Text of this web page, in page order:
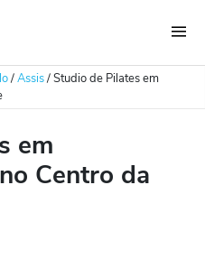
/Assis/Studio de Pilates em
em
Centro da